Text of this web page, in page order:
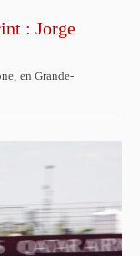
: Jorge
en Grande-